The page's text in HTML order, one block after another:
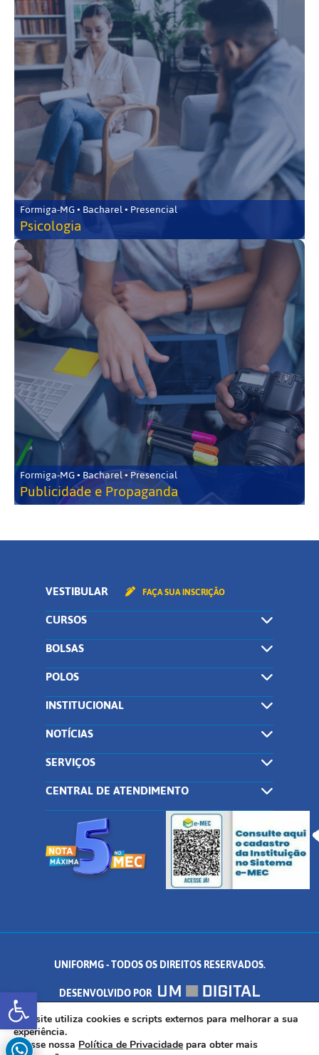
Abrir a barra de ferramentas
Formiga-MG • Bacharel • Presencial
Psicologia
Formiga-MG • Bacharel • Presencial
Publicidade e Propaganda
VESTIBULAR FAÇA SUA INSCRIÇÃO
CURSOS
BOLSAS
POLOS
INSTITUCIONAL
NOTÍCIAS
SERVIÇOS
CENTRAL DE ATENDIMENTO
UNIFORMG - TODOS OS DIREITOS RESERVADOS.
DESENVOLVIDO POR
AV. DR. ARNALDO DE SENNA, 328 - PALMEIRAS, FORMIGA/MG - CEP:
35.574.530
Este site utiliza cookies e scripts externos para melhorar a sua
experiência.
Acesse nossa Política de Privacidade para obter mais